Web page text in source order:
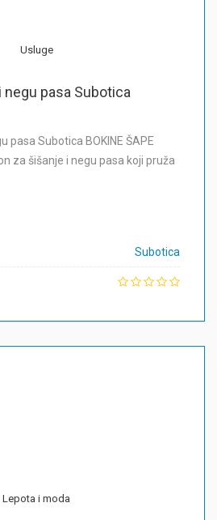
Usluge
negu pasa Subotica
pasa Subotica BOKINE ŠAPE
za šišanje i negu pasa koji pruža
Subotica
Lepota i moda